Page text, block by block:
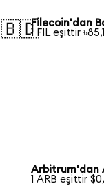
🇧🇩Filecoin'dan
1 FIL eşittir
Arbitrum'dan
1 ARB eşittir